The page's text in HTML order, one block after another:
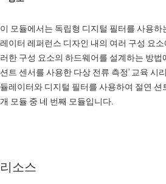
이 모듈에서는 독립형 디지털 필터를 사용
레이터 레퍼런스 디자인 내의 여러 구성 요
러한 구성 요소의 하드웨어를 설계하는 방
션트 센서를 사용한 다상 전류 측정' 교육 시
듈레이터와 디지털 필터를 사용하여 절연 션
개 모듈 중 네 번째 모듈입니다.
리소스